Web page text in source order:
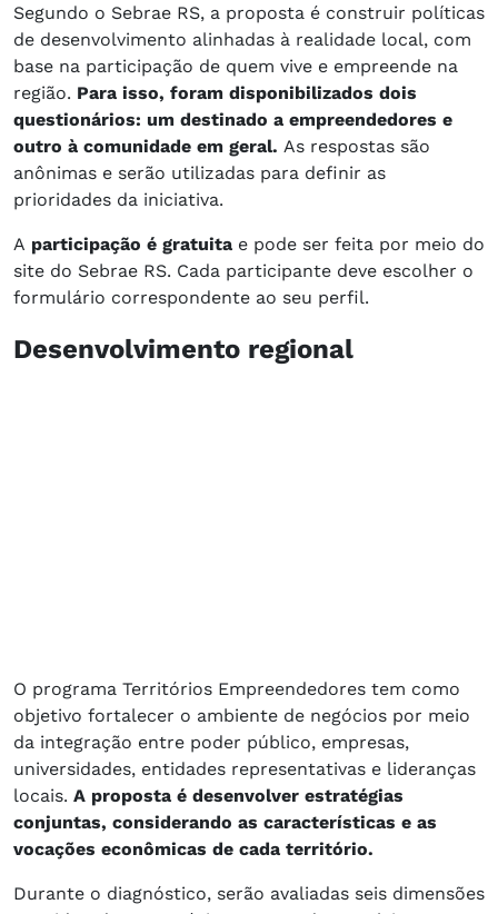
Segundo o Sebrae RS, a proposta é construir políticas
de desenvolvimento alinhadas à realidade local, com
base na participação de quem vive e empreende na
região. Para isso, foram disponibilizados dois
questionários: um destinado a empreendedores e
outro à comunidade em geral. As respostas são
anônimas e serão utilizadas para definir as
prioridades da iniciativa.
A participação é gratuita e pode ser feita por meio do
site do Sebrae RS. Cada participante deve escolher o
formulário correspondente ao seu perfil.
Desenvolvimento regional
O programa Territórios Empreendedores tem como
objetivo fortalecer o ambiente de negócios por meio
da integração entre poder público, empresas,
universidades, entidades representativas e lideranças
locais. A proposta é desenvolver estratégias
conjuntas, considerando as características e as
vocações econômicas de cada território.
Durante o diagnóstico, serão avaliadas seis dimensões